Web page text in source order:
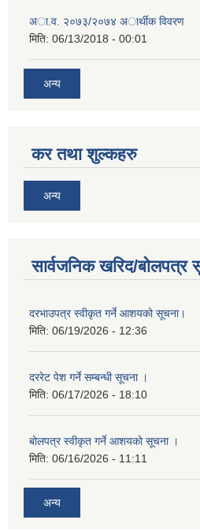
अा.व. २०७३/२०७४ अार्थीक विवरण
मिति: 06/13/2018 - 00:01
अन्य
कर तथा शुल्कहरु
अन्य
सार्वजनिक खरिद/बोलपत्र
दरभाउपत्र स्वीकृत गर्ने आशयको सूचना।
मिति: 06/19/2026 - 12:36
दररेट पेश गर्ने सम्बन्धी सूचना ।
मिति: 06/17/2026 - 18:10
बोलपत्र स्वीकृत गर्ने आशयको सूचना ।
मिति: 06/16/2026 - 11:11
अन्य